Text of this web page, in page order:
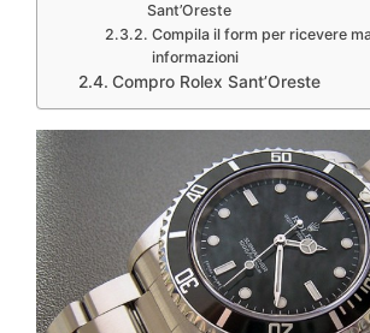
Sant’Oreste
Compila il form per ricevere
informazioni
Compro Rolex Sant’Oreste